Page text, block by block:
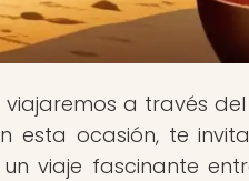
viajaremos a través
esta ocasión, te
viaje fascinante